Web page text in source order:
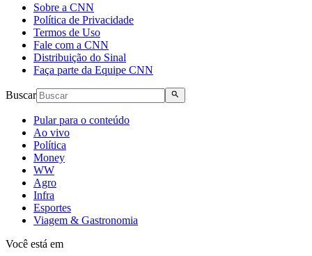
Sobre a CNN
Política de Privacidade
Termos de Uso
Fale com a CNN
Distribuição do Sinal
Faça parte da Equipe CNN
Buscar
Pular para o conteúdo
Ao vivo
Política
Money
WW
Agro
Infra
Esportes
Viagem & Gastronomia
Você está em